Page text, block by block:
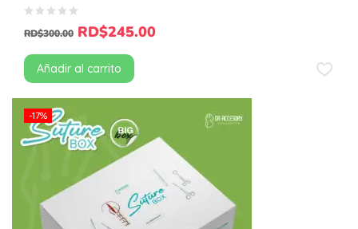
RD$300.00 RD$245.00
Añadir al carrito
-17%